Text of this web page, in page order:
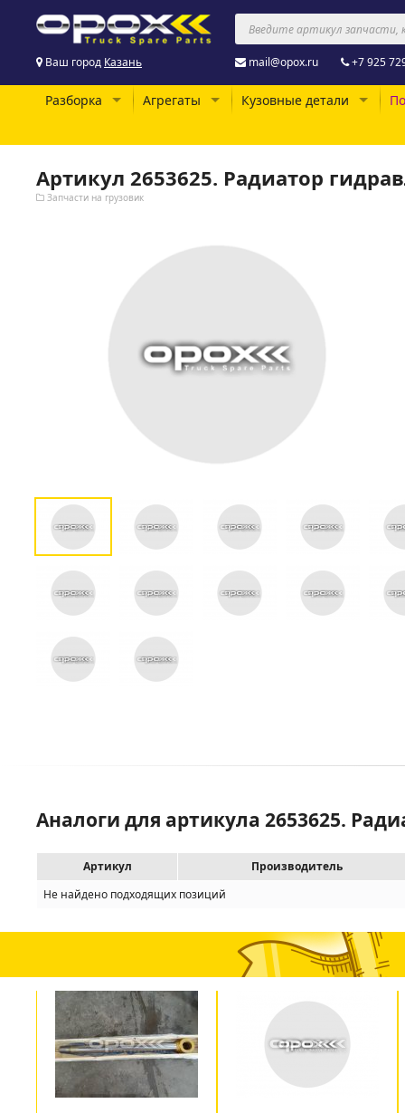
Ваш город Казань mail@opox.ru +7 925
Разборка Агрегаты Кузовные детали
Артикул 2653625. Радиатор
Запчасти на грузовик
Аналоги для артикула 2653625.
Артикул
Производитель
Не найдено подходящих позиций